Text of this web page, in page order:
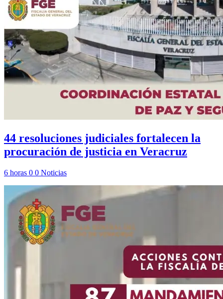
44 resoluciones judiciales fortalecen la
procuración de justicia en Veracruz
6 horas 0 0 Noticias